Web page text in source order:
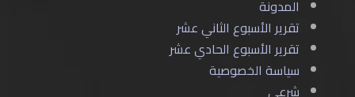
المدونة
تقرير الأسبوع الثاني عشر
تقرير الأسبوع الحادي عشر
سياسة الخصوصية
شرعي